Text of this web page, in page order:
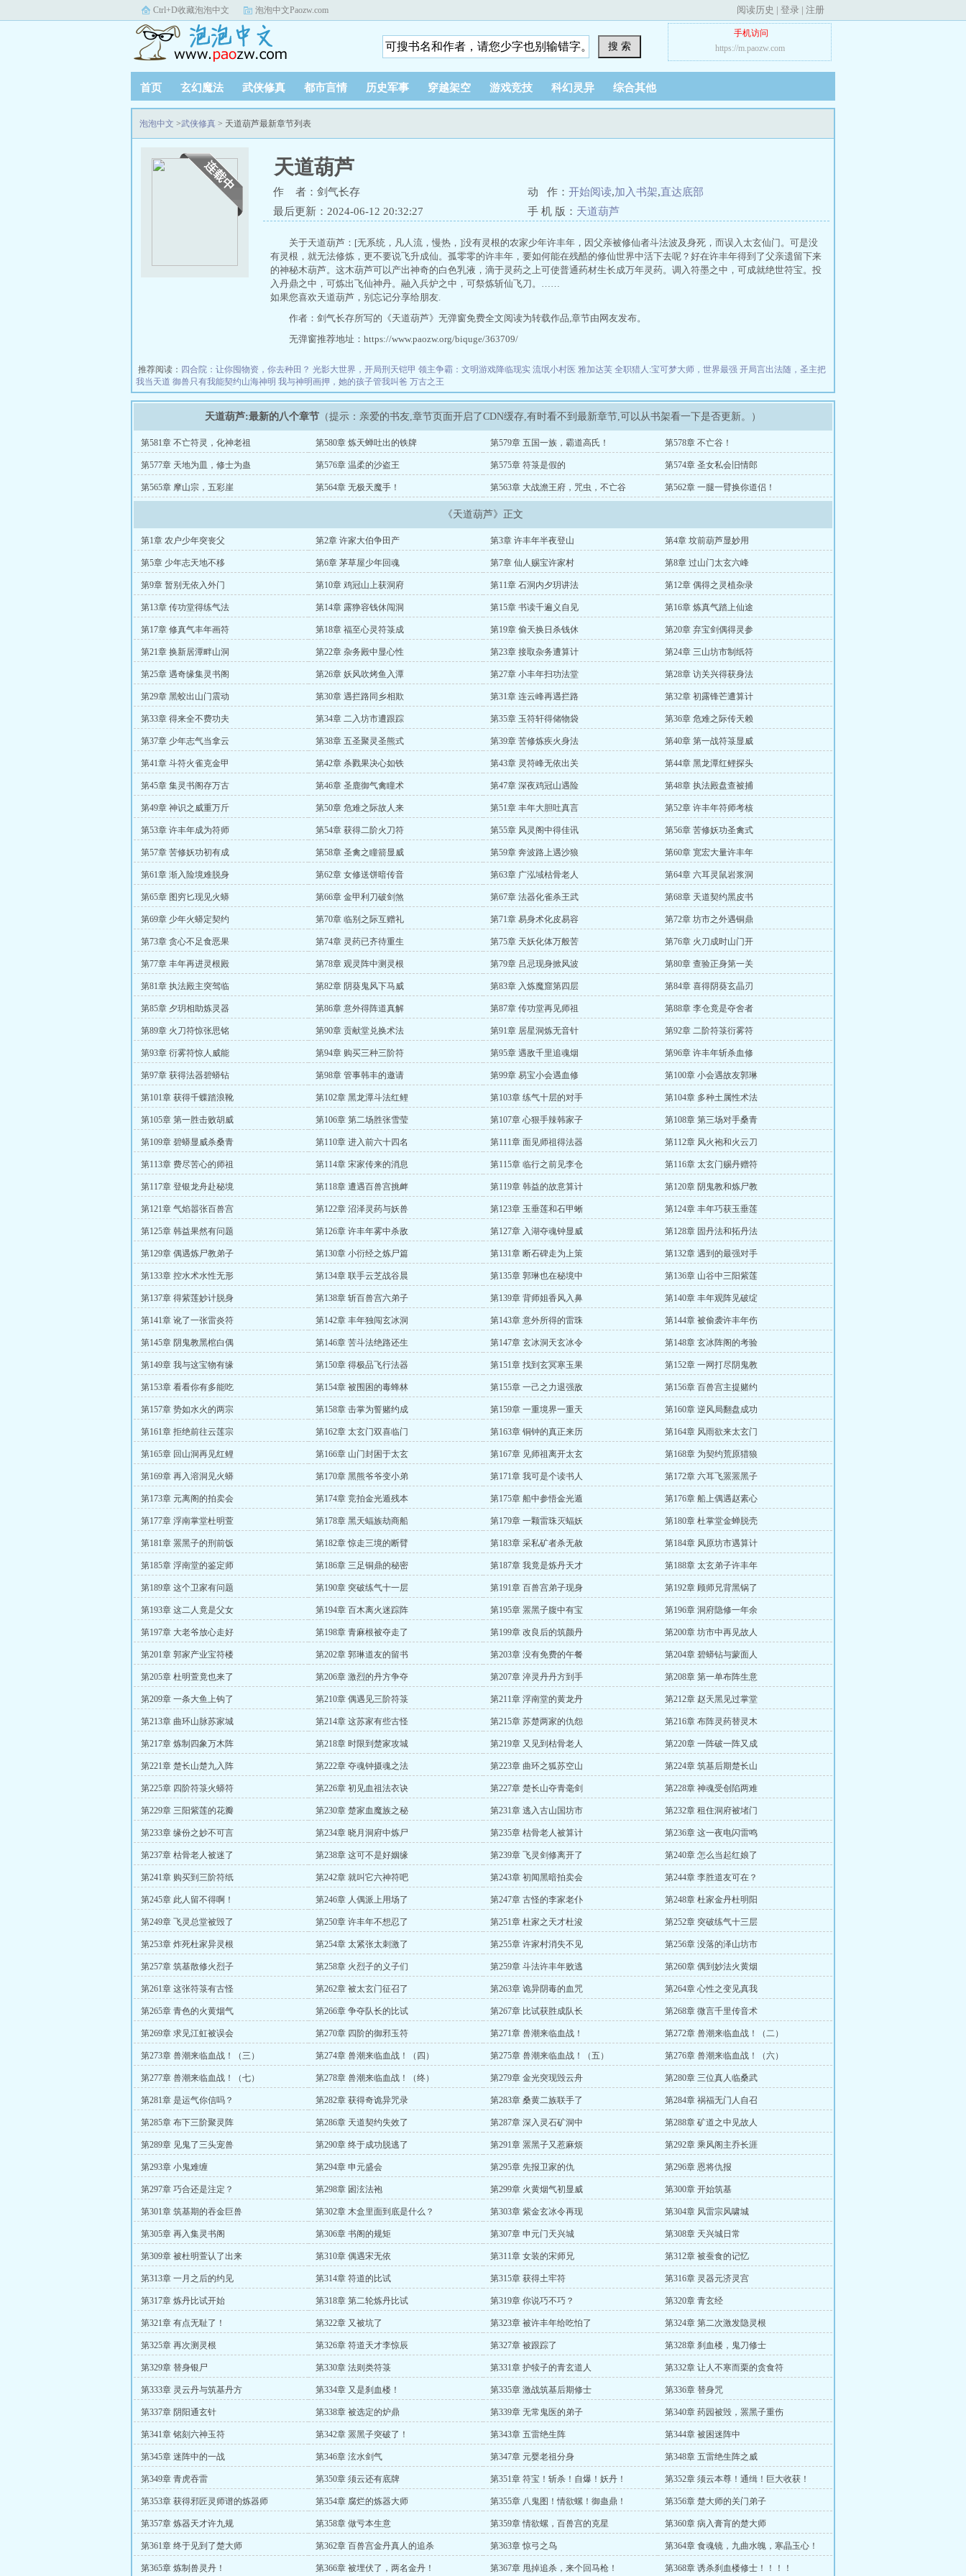
Ctrl+D收藏泡泡中文 泡泡中文Paozw.com 阅读历史 | 登录 | 注册
搜 索
手机访问
https://m.paozw.com
首页 玄幻魔法 武侠修真 都市言情 历史军事 穿越架空 游戏竞技 科幻灵异 综合其他
泡泡中文 >武侠修真 > 天道葫芦最新章节列表
天道葫芦
作 者：剑气长存 动 作： 开始阅读,加入书架,直达底部
最后更新：2024-06-12 20:32:27
手 机 版： 天道葫芦
关于天道葫芦：[无系统，凡人流，慢热，]没有灵根的农家少年许丰年，因父亲被修仙者斗法波及身死，而误入太玄仙门。可是没
有灵根，就无法修炼，更不要说飞升成仙。孤零零的许丰年，要如何能在残酷的修仙世界中活下去呢？好在许丰年得到了父亲遗留下来
的神秘木葫芦。这木葫芦可以产出神奇的白色乳液，滴于灵药之上可使普通药材生长成万年灵药。调入符墨之中，可成就绝世符宝。投
入丹鼎之中，可炼出飞仙神丹。融入兵炉之中，可祭炼斩仙飞刀。……
如果您喜欢天道葫芦，别忘记分享给朋友.
作者：剑气长存所写的《天道葫芦》无弹窗免费全文阅读为转载作品,章节由网友发布。
无弹窗推荐地址：https://www.paozw.org/biquge/363709/
推荐阅读： 四合院：让你囤物资，你去种田？ 光影大世界，开局刑天铠甲 领主争霸：文明游戏降临现实 流氓小村医 雅加达芙 全职猎人:宝可梦大师，世界最强 开局言出法随，圣主把
我当天道 御兽只有我能契约山海神明 我与神明画押，她的孩子管我叫爸 万古之王
天道葫芦:最新的八个章节 （提示：亲爱的书友,章节页面开启了CDN缓存,有时看不到最新章节,可以从书架看一下是否更新。）
第581章 不亡符灵，化神老祖 第580章 炼天蝉吐出的铁牌 第579章 五国一族，霸道高氏！ 第578章 不亡谷！
第577章 天地为皿，修士为蛊 第576章 温柔的沙盗王 第575章 符箓是假的 第574章 圣女私会旧情郎
第565章 摩山宗，五彩崖 第564章 无极天魔手！ 第563章 大战澹王府，咒虫，不亡谷 第562章 一腿一臂换你道侣！
《天道葫芦》正文
第1章 农户少年突丧父 第2章 许家大伯争田产 第3章 许丰年半夜登山 第4章 坟前葫芦显妙用
第5章 少年志天地不移 第6章 茅草屋少年回魂 第7章 仙人赐宝许家村 第8章 过山门太玄六峰
第9章 暂别无依入外门 第10章 鸡冠山上获洞府 第11章 石洞内夕玥讲法 第12章 偶得之灵植杂录
第13章 传功堂得练气法 第14章 露狰容钱休闯洞 第15章 书读千遍义自见 第16章 炼真气踏上仙途
第17章 修真气丰年画符 第18章 福至心灵符箓成 第19章 偷天换日杀钱休 第20章 弃宝剑偶得灵参
第21章 换新居潭畔山洞 第22章 杂务殿中显心性 第23章 接取杂务遭算计 第24章 三山坊市制纸符
第25章 遇奇缘集灵书阁 第26章 妖风吹烤鱼入潭 第27章 小丰年扫功法堂 第28章 访关兴得获身法
第29章 黑蛟出山门震动 第30章 遇拦路同乡相欺 第31章 连云峰再遇拦路 第32章 初露锋芒遭算计
第33章 得来全不费功夫 第34章 二入坊市遭跟踪 第35章 玉符轩得储物袋 第36章 危难之际传天赖
第37章 少年志气当拿云 第38章 五圣聚灵圣熊式 第39章 苦修炼疾火身法 第40章 第一战符箓显威
第41章 斗符火雀克金甲 第42章 杀戮果决心如铁 第43章 灵符峰无依出关 第44章 黑龙潭红鲤探头
第45章 集灵书阁存万古 第46章 圣鹿御气禽瞳术 第47章 深夜鸡冠山遇险 第48章 执法殿盘查被捕
第49章 神识之威重万斤 第50章 危难之际故人来 第51章 丰年大胆吐真言 第52章 许丰年符师考核
第53章 许丰年成为符师 第54章 获得二阶火刀符 第55章 风灵阁中得佳讯 第56章 苦修妖功圣禽式
第57章 苦修妖功初有成 第58章 圣禽之瞳箭显威 第59章 奔波路上遇沙狼 第60章 宽宏大量许丰年
第61章 渐入险境难脱身 第62章 女修送饼暗传音 第63章 广泓域枯骨老人 第64章 六耳灵鼠岩浆洞
第65章 图穷匕现见火蟒 第66章 金甲利刀破剑煞 第67章 法器化雀杀王武 第68章 天道契约黑皮书
第69章 少年火蟒定契约 第70章 临别之际互赠礼 第71章 易身术化皮易容 第72章 坊市之外遇铜鼎
第73章 贪心不足食恶果 第74章 灵药已齐待重生 第75章 天妖化体万般苦 第76章 火刀成时山门开
第77章 丰年再进灵根殿 第78章 观灵阵中测灵根 第79章 吕忌现身掀风波 第80章 查验正身第一关
第81章 执法殿主突驾临 第82章 阴葵鬼风下马威 第83章 入炼魔窟第四层 第84章 喜得阴葵玄晶刃
第85章 夕玥相助炼灵器 第86章 意外得阵道真解 第87章 传功堂再见师祖 第88章 李仓竟是夺舍者
第89章 火刀符惊张思铭 第90章 贡献堂兑换术法 第91章 居星洞炼无音针 第92章 二阶符箓衍雾符
第93章 衍雾符惊人威能 第94章 购买三种三阶符 第95章 遇敌千里追魂烟 第96章 许丰年斩杀血修
第97章 获得法器碧蟒钻 第98章 管事韩丰的邀请 第99章 易宝小会遇血修 第100章 小会遇故友郭琳
第101章 获得千蝶踏浪靴 第102章 黑龙潭斗法红鲤 第103章 练气十层的对手 第104章 多种土属性术法
第105章 第一胜击败胡威 第106章 第二场胜张雪莹 第107章 心狠手辣韩家子 第108章 第三场对手桑青
第109章 碧蟒显威杀桑青 第110章 进入前六十四名 第111章 面见师祖得法器 第112章 风火袍和火云刀
第113章 费尽苦心的师祖 第114章 宋家传来的消息 第115章 临行之前见李仓 第116章 太玄门赐丹赠符
第117章 登银龙舟赴秘境 第118章 遭遇百兽宫挑衅 第119章 韩益的故意算计 第120章 阴鬼教和炼尸教
第121章 气焰嚣张百兽宫 第122章 沼泽灵药与妖兽 第123章 玉垂莲和石甲蜥 第124章 丰年巧获玉垂莲
第125章 韩益果然有问题 第126章 许丰年雾中杀敌 第127章 入湖夺魂钟显威 第128章 固丹法和拓丹法
第129章 偶遇炼尸教弟子 第130章 小衍经之炼尸篇 第131章 断石碑走为上策 第132章 遇到的最强对手
第133章 控水术水性无形 第134章 联手云芝战谷晨 第135章 郭琳也在秘境中 第136章 山谷中三阳紫莲
第137章 得紫莲妙计脱身 第138章 斩百兽宫六弟子 第139章 背师姐香风入鼻 第140章 丰年观阵见破绽
第141章 讹了一张雷炎符 第142章 丰年独闯玄冰洞 第143章 意外所得的雷珠 第144章 被偷袭许丰年伤
第145章 阴鬼教黑棺白偶 第146章 苦斗法绝路还生 第147章 玄冰洞天玄冰令 第148章 玄冰阵阁的考验
第149章 我与这宝物有缘 第150章 得极品飞行法器 第151章 找到玄冥寒玉果 第152章 一网打尽阴鬼教
第153章 看看你有多能吃 第154章 被围困的毒蜂林 第155章 一己之力退强敌 第156章 百兽宫主提赌约
第157章 势如水火的两宗 第158章 击掌为誓赌约成 第159章 一重境界一重天 第160章 逆风局翻盘成功
第161章 拒绝前往云莲宗 第162章 太玄门双喜临门 第163章 铜钟的真正来历 第164章 风雨欲来太玄门
第165章 回山洞再见红鲤 第166章 山门封困于太玄 第167章 见师祖离开太玄 第168章 为契约荒原猎狼
第169章 再入溶洞见火蟒 第170章 黑熊爷爷变小弟 第171章 我可是个读书人 第172章 六耳飞罴罴黑子
第173章 元离阁的拍卖会 第174章 竞拍金光遁残本 第175章 船中参悟金光遁 第176章 船上偶遇赵素心
第177章 浮南掌堂杜明萱 第178章 黑天蝠族劫商船 第179章 一颗雷珠灭蝠妖 第180章 杜掌堂金蝉脱壳
第181章 罴黑子的刑前饭 第182章 惊走三境的断臂 第183章 采私矿者杀无赦 第184章 风原坊市遇算计
第185章 浮南堂的鉴定师 第186章 三足铜鼎的秘密 第187章 我竟是炼丹天才 第188章 太玄弟子许丰年
第189章 这个卫家有问题 第190章 突破练气十一层 第191章 百兽宫弟子现身 第192章 顾师兄背黑锅了
第193章 这二人竟是父女 第194章 百木离火迷踪阵 第195章 罴黑子腹中有宝 第196章 洞府隐修一年余
第197章 大老爷放心走好 第198章 青麻根被夺走了 第199章 改良后的筑颜丹 第200章 坊市中再见故人
第201章 郭家产业宝符楼 第202章 郭琳道友的留书 第203章 没有免费的午餐 第204章 碧蟒钻与蒙面人
第205章 杜明萱竟也来了 第206章 激烈的丹方争夺 第207章 淬灵丹丹方到手 第208章 第一单布阵生意
第209章 一条大鱼上钩了 第210章 偶遇见三阶符箓 第211章 浮南堂的黄龙丹 第212章 赵天黑见过掌堂
第213章 曲环山脉苏家城 第214章 这苏家有些古怪 第215章 苏楚两家的仇怨 第216章 布阵灵药替灵木
第217章 炼制四象万木阵 第218章 时限到楚家攻城 第219章 又见到枯骨老人 第220章 一阵破一阵又成
第221章 楚长山楚九入阵 第222章 夺魂钟摄魂之法 第223章 曲环之狐苏空山 第224章 筑基后期楚长山
第225章 四阶符箓火蟒符 第226章 初见血祖法衣诀 第227章 楚长山夺青毫剑 第228章 神魂受创陷两难
第229章 三阳紫莲的花瓣 第230章 楚家血魔族之秘 第231章 逃入古山国坊市 第232章 租住洞府被堵门
第233章 缘份之妙不可言 第234章 晓月洞府中炼尸 第235章 枯骨老人被算计 第236章 这一夜电闪雷鸣
第237章 枯骨老人被迷了 第238章 这可不是好姻缘 第239章 飞灵剑修离开了 第240章 怎么当起红娘了
第241章 购买到三阶符纸 第242章 就叫它六神符吧 第243章 初闻黑暗拍卖会 第244章 李胜道友可在？
第245章 此人留不得啊！ 第246章 人偶派上用场了 第247章 古怪的李家老仆 第248章 杜家金丹杜明阳
第249章 飞灵总堂被毁了 第250章 许丰年不想忍了 第251章 杜家之天才杜浚 第252章 突破练气十三层
第253章 炸死杜家异灵根 第254章 太紧张太刺激了 第255章 许家村消失不见 第256章 没落的泽山坊市
第257章 筑基散修火烈子 第258章 火烈子的义子们 第259章 斗法许丰年败逃 第260章 偶到妙法火黄烟
第261章 这张符箓有古怪 第262章 被太玄门征召了 第263章 诡异阴毒的血咒 第264章 心性之变见真我
第265章 青色的火黄烟气 第266章 争夺队长的比试 第267章 比试获胜成队长 第268章 微言千里传音术
第269章 求见江虹被误会 第270章 四阶的御邪玉符 第271章 兽潮来临血战！ 第272章 兽潮来临血战！（二）
第273章 兽潮来临血战！（三） 第274章 兽潮来临血战！（四） 第275章 兽潮来临血战！（五） 第276章 兽潮来临血战！（六）
第277章 兽潮来临血战！（七） 第278章 兽潮来临血战！（终） 第279章 金光突现毁云舟 第280章 三位真人临桑武
第281章 是运气你信吗？ 第282章 获得奇诡异咒录 第283章 桑黄二族联手了 第284章 祸福无门人自召
第285章 布下三阶聚灵阵 第286章 天道契约失效了 第287章 深入灵石矿洞中 第288章 矿道之中见故人
第289章 见鬼了三头宠兽 第290章 终于成功脱逃了 第291章 罴黑子又惹麻烦 第292章 乘风阁主乔长涯
第293章 小鬼难缠 第294章 申元盛会 第295章 先报卫家的仇 第296章 恩将仇报
第297章 巧合还是注定？ 第298章 囦泫法袍 第299章 火黄烟气初显威 第300章 开始筑基
第301章 筑基期的吞金巨兽 第302章 木盒里面到底是什么？ 第303章 紫金玄冰令再现 第304章 风雷宗风啸城
第305章 再入集灵书阁 第306章 书阁的规矩 第307章 申元门天兴城 第308章 天兴城日常
第309章 被杜明萱认了出来 第310章 偶遇宋无依 第311章 女装的宋师兄 第312章 被蚕食的记忆
第313章 一月之后的约见 第314章 符道的比试 第315章 获得土牢符 第316章 灵器元济灵宫
第317章 炼丹比试开始 第318章 第二轮炼丹比试 第319章 你说巧不巧？ 第320章 青玄经
第321章 有点无耻了！ 第322章 又被坑了 第323章 被许丰年给吃怕了 第324章 第二次激发隐灵根
第325章 再次测灵根 第326章 符道天才李惊辰 第327章 被跟踪了 第328章 刹血楼，鬼刀修士
第329章 替身银尸 第330章 法则类符箓 第331章 护犊子的青玄道人 第332章 让人不寒而栗的贪食符
第333章 灵云丹与筑基丹方 第334章 又是刹血楼！ 第335章 激战筑基后期修士 第336章 替身咒
第337章 阴阳通玄针 第338章 被选定的炉鼎 第339章 无常鬼医的弟子 第340章 药园被毁，罴黑子重伤
第341章 铭刻六神玉符 第342章 罴黑子突破了！ 第343章 五雷绝生阵 第344章 被困迷阵中
第345章 迷阵中的一战 第346章 泫水剑气 第347章 元婴老祖分身 第348章 五雷绝生阵之威
第349章 青虎吞雷 第350章 须云还有底牌 第351章 符宝！斩杀！自爆！妖丹！ 第352章 须云本尊！通缉！巨大收获！
第353章 获得邪匠灵师谱的炼器师 第354章 腐烂的炼器大师 第355章 八鬼图！情欲螺！御蛊鼎！ 第356章 楚大师的关门弟子
第357章 炼器天才许九规 第358章 做亏本生意 第359章 情欲螺，百兽宫的克星 第360章 病入膏肓的楚大师
第361章 终于见到了楚大师 第362章 百兽宫金丹真人的追杀 第363章 惊弓之鸟 第364章 食魂镜，九曲水魄，寒晶玉心！
第365章 炼制兽灵丹！ 第366章 被埋伏了，两名金丹！ 第367章 甩掉追杀，来个回马枪！ 第368章 诱杀刹血楼修士！！！！